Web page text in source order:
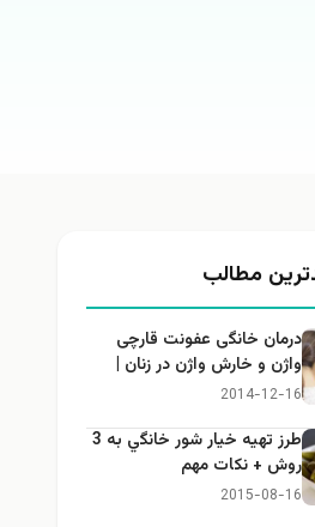
مطالب
درمان خانگی عفونت قارچی
واژن و خارش واژن در زنان |
راهنمای کامل، ایمن و کاربردی
2014-12-16
طرز تهيه خیار شور خانگي به 3
روش + نكات مهم
2015-08-16